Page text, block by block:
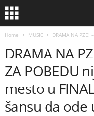
Home MUSIC DRAMA NA PZE!
DRAMA NA
ZA POBEDU
mesto u
šansu da ode